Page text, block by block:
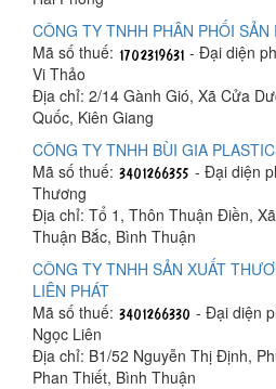
CÔNG TY TNHH PHÂN PHỐI
Mã số thuế:
- Đại diện
Vi Thảo
Địa chỉ: 2/14 Gành Gió, Xã Cửa
Quốc, Kiên Giang
CÔNG TY TNHH BÙI GIA
Mã số thuế:
- Đại diện
Thương
Địa chỉ: Tổ 1, Thôn Thuận Điền,
Thuận Bắc, Bình Thuận
CÔNG TY TNHH SẢN XUẤT
LIÊN PHÁT
Mã số thuế:
- Đại diện
Ngọc Liên
Địa chỉ: B1/52 Nguyễn Thị Định,
Phan Thiết, Bình Thuận